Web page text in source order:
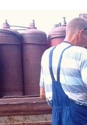
В